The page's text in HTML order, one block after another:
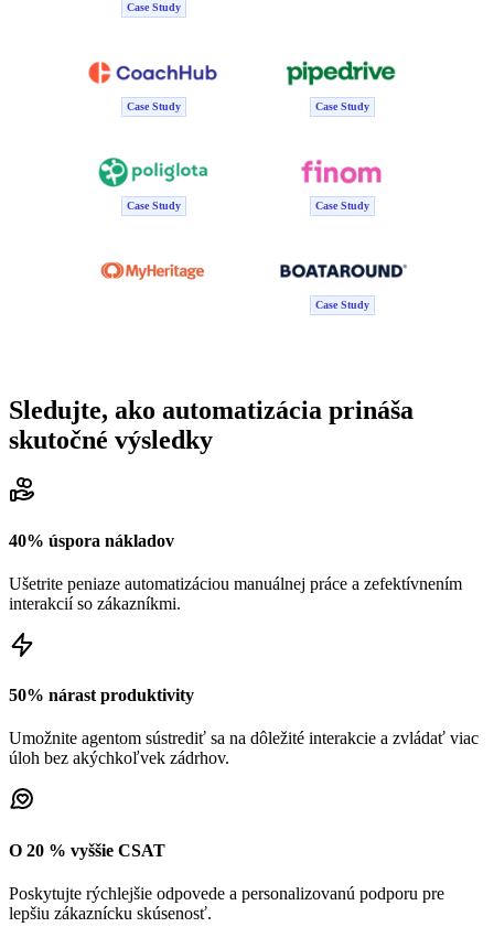
Case Study
Case Study Case Study
Case Study Case Study
Case Study
Sledujte, ako automatizácia prináša
skutočné výsledky
40% úspora nákladov
Ušetrite peniaze automatizáciou manuálnej práce a zefektívnením
interakcií so zákazníkmi.
50% nárast produktivity
Umožnite agentom sústrediť sa na dôležité interakcie a zvládať viac
úloh bez akýchkoľvek zádrhov.
O 20 % vyššie CSAT
Poskytujte rýchlejšie odpovede a personalizovanú podporu pre
lepšiu zákaznícku skúsenosť.